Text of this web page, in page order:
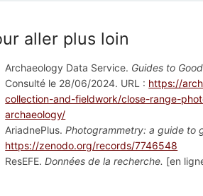
aller plus loin
Archaeology Data Service. Guides to
Consulté le 28/06/2024. URL : https://
collection-and-fieldwork/close-range-
archaeology/
AriadnePlus.Photogrammetry: a guide to
https://zenodo.org/records/7746548
ResEFE.Données de la recherche. [en